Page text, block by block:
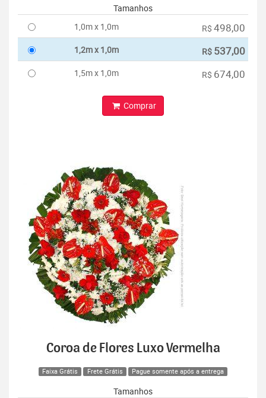
Tamanhos
1,0m x 1,0m
R$ 498,00
1,2m x 1,0m R$ 537,00
1,5m x 1,0m R$ 674,00
Comprar
Coroa de Flores Luxo Vermelha
Faixa Grátis Frete Grátis Pague somente após a entrega
Tamanhos